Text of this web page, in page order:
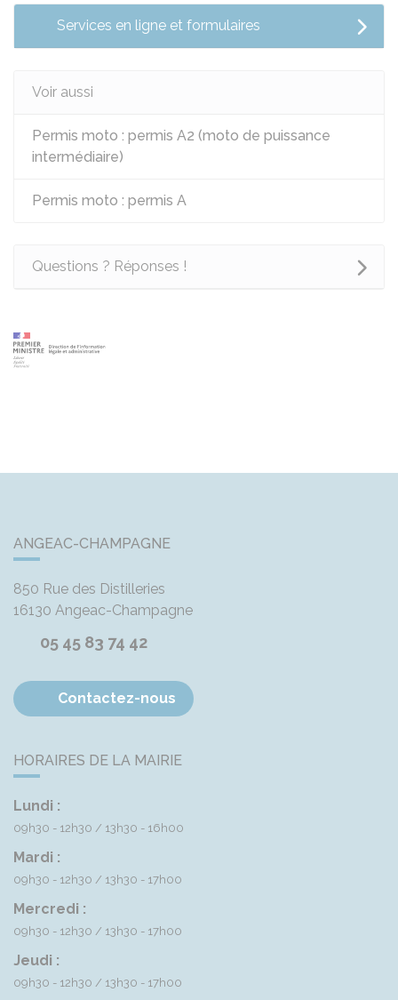
Services en ligne et formulaires
Voir aussi
Permis moto : permis A2 (moto de puissance
intermédiaire)
Permis moto : permis A
Questions ? Réponses !
ANGEAC-CHAMPAGNE
850 Rue des Distilleries
16130 Angeac-Champagne
05 45 83 74 42
Contactez-nous
HORAIRES DE LA MAIRIE
Lundi :
09h30 - 12h30 13h30 - 16h00
Mardi :
09h30 - 12h30 13h30 - 17h00
Mercredi :
09h30 - 12h30 13h30 - 17h00
Jeudi :
09h30 - 12h30 13h30 - 17h00